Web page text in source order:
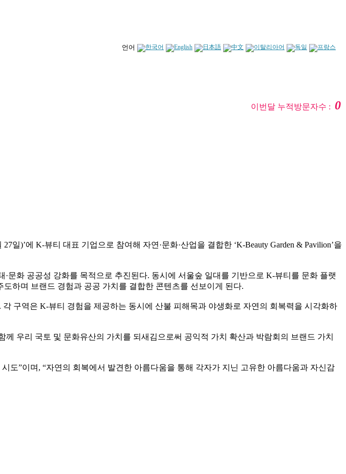
언어
이번달 누적방문자수 :0
)’에 K-뷰티 대표 기업으로 참여해 자연·문화·산업을 결합한 ‘K-Beauty Garden & Pavilion’을
문화 공공성 강화를 목적으로 추진된다. 동시에 서울숲 일대를 기반으로 K-뷰티를 문화 플랫
하며 브랜드 경험과 공공 가치를 결합한 콘텐츠를 선보이게 된다.
. 각 구역은 K-뷰티 경험을 제공하는 동시에 산불 피해목과 야생화로 자연의 회복력을 시각화하
우리 국토 및 문화유산의 가치를 되새김으로써 공익적 가치 확산과 박람회의 브랜드 가치
도”이며, “자연의 회복에서 발견한 아름다움을 통해 각자가 지닌 고유한 아름다움과 자신감